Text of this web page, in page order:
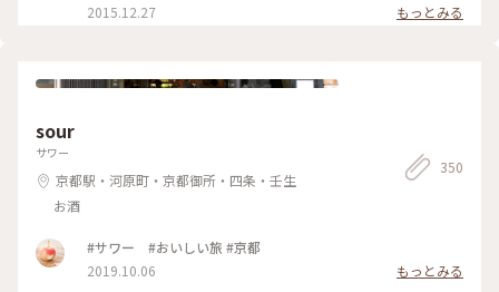
2015.12.27
もっとみる
sour
サワー
京都駅・河原町・京都御所・四条・壬生
お酒
350
#サワー #おいしい旅 #京都
2019.10.06
もっとみる